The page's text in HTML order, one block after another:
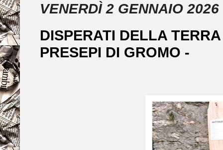
VENERDÌ 2 GENNAIO 2026
DISPERATI DELLA
PRESEPI DI GROMO -